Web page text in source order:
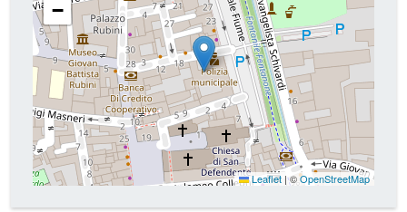
−
Leaflet |©OpenStreetMap